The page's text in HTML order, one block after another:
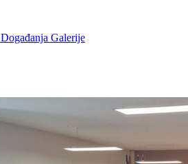
Događanja Galerije